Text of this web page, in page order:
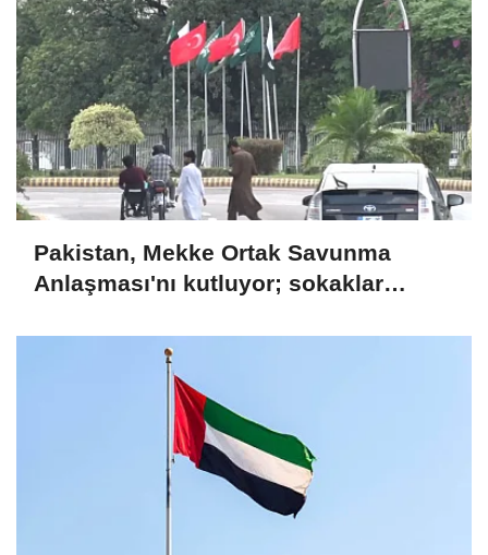
Pakistan, Mekke Ortak Savunma
Anlaşması'nı kutluyor; sokaklar
bayraklarıyla süslendi